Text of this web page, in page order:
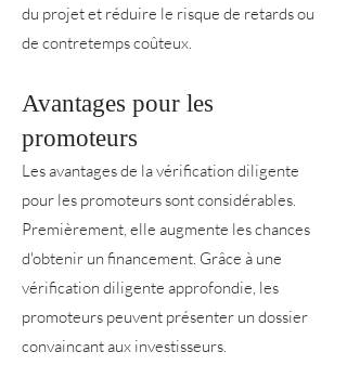
du projet et réduire le risque de retards ou
de contretemps coûteux.
Avantages pour les
promoteurs
Les avantages de la vérification diligente
pour les promoteurs sont considérables.
Premièrement, elle augmente les chances
d'obtenir un financement. Grâce à une
vérification diligente approfondie, les
promoteurs peuvent présenter un dossier
convaincant aux investisseurs.